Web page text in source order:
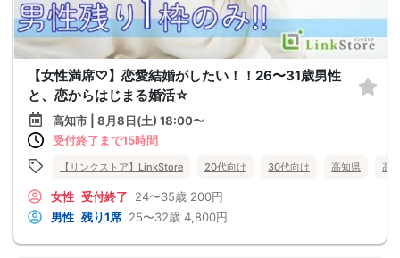
【女性満席♡】恋愛結婚がしたい！！26〜31歳男性
と、恋からはじまる婚活☆
高知市 | 8月8日(土) 18:00〜
受付終了まで15時間
【リンクストア】LinkStore 20代向け 30代向け 高知県 高
女性 受付終了 24〜35歳 200円
男性 残り1席 25〜32歳 4,800円